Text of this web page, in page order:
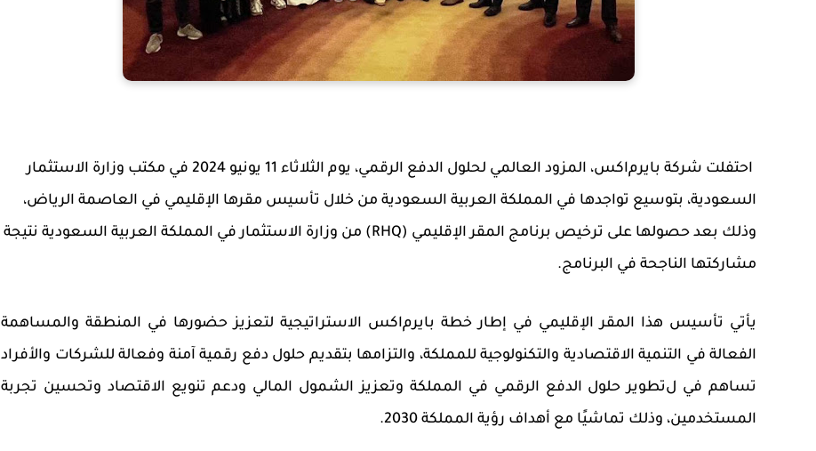
احتفلت شركة بايرماكس، المزود العالمي لحلول الدفع الرقمي، يوم الثلاثاء
11 يونيو 2024 في مكتب وزارة الاستثمار
السعودية، بتوسيع تواجدها في المملكة العربية السعودية من خلال تأسيس مقرها الإقليمي في العاصمة الرياض،
وذلك بعد حصولها على ترخيص برنامج المقر الإقليمي (RHQ) من وزارة الاستثمار في المملكة العربية السعودية نتيجة
مشاركتها الناجحة في البرنامج.
يأتي تأسيس هذا المقر الإقليمي في إطار خطة بايرماكس الاستراتيجية لتعزيز حضورها في المنطقة والمساهمة
الفعالة في التنمية الاقتصادية والتكنولوجية للمملكة، والتزامها بتقديم حلول دفع رقمية آمنة وفعالة للشركات والأفراد
تساهم في لتطوير حلول الدفع الرقمي في المملكة وتعزيز الشمول المالي ودعم تنويع الاقتصاد وتحسين تجربة
المستخدمين، وذلك تماشيًا مع أهداف رؤية المملكة 2030.